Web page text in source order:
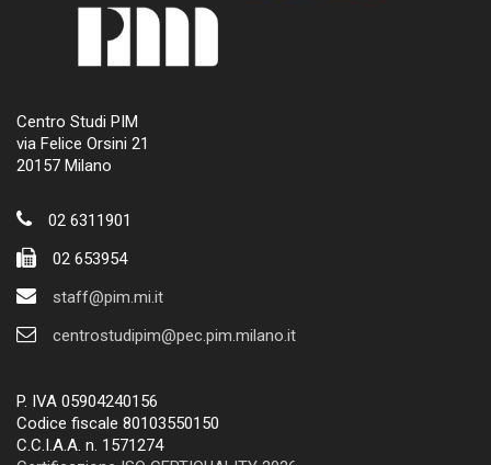
Centro Studi PIM
via Felice Orsini 21
20157 Milano
02 6311901
02 653954
staff@pim.mi.it
centrostudipim@pec.pim.milano.it
P. IVA 05904240156
Codice fiscale 80103550150
C.C.I.A.A. n. 1571274